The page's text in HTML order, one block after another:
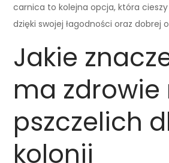
carnica to kolejna opcja, która
dzięki swojej łagodności oraz dobrej
Jakie
ma
pszczelich
kolonii